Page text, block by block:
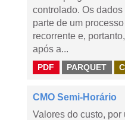
controlado. Os
parte de um
recorrente e,
após a...
PDF PARQUET
CMO Semi-Horário
Valores do custo,